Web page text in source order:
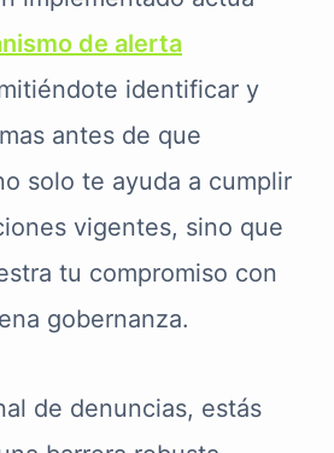
de alerta
identificar y
antes de que
solo te ayuda a cumplir
vigentes, sino que
tu compromiso con
gobernanza.
de denuncias, estás